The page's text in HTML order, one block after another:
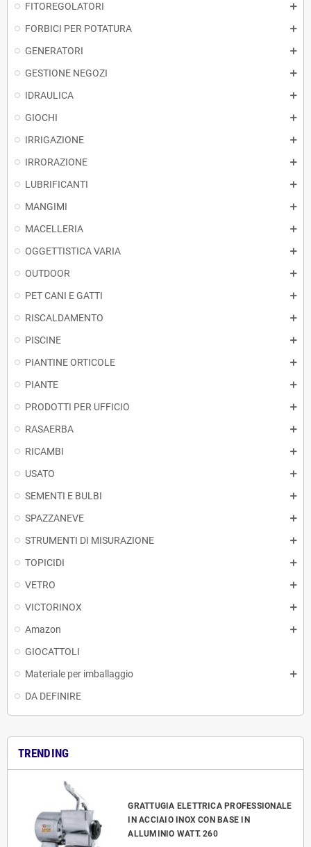
FITOREGOLATORI
FORBICI PER POTATURA
GENERATORI
GESTIONE NEGOZI
IDRAULICA
GIOCHI
IRRIGAZIONE
IRRORAZIONE
LUBRIFICANTI
MANGIMI
MACELLERIA
OGGETTISTICA VARIA
OUTDOOR
PET CANI E GATTI
RISCALDAMENTO
PISCINE
PIANTINE ORTICOLE
PIANTE
PRODOTTI PER UFFICIO
RASAERBA
RICAMBI
USATO
SEMENTI E BULBI
SPAZZANEVE
STRUMENTI DI MISURAZIONE
TOPICIDI
VETRO
VICTORINOX
Amazon
GIOCATTOLI
Materiale per imballaggio
DA DEFINIRE
TRENDING
GRATTUGIA ELETTRICA PROFESSIONALE
IN ACCIAIO INOX CON BASE IN
ALLUMINIO WATT. 260